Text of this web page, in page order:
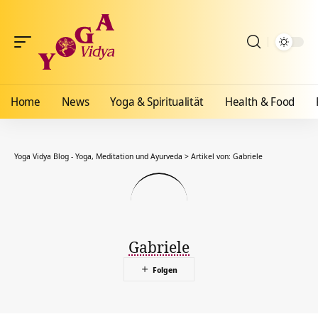
Home News Yoga & Spiritualität Health & Food
Yoga Vidya Blog - Yoga, Meditation und Ayurveda > Artikel von: Gabriele
Gabriele